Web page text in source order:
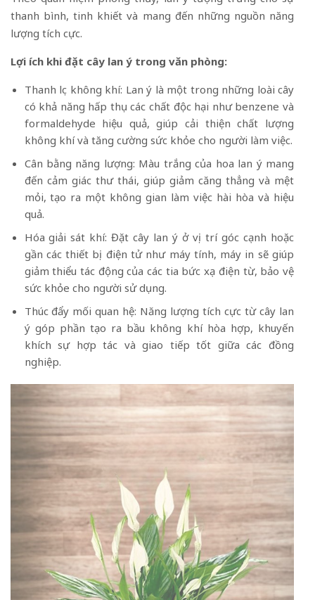
thanh bình, tinh khiết và mang đến những nguồn năng
lượng tích cực.
Lợi ích khi đặt cây lan ý trong văn phòng:
Thanh lọc không khí: Lan ý là một trong những loài cây
có khả năng hấp thụ các chất độc hại như benzene và
formaldehyde hiệu quả, giúp cải thiện chất lượng
không khí và tăng cường sức khỏe cho người làm việc.
Cân bằng năng lượng: Màu trắng của hoa lan ý mang
đến cảm giác thư thái, giúp giảm căng thẳng và mệt
mỏi, tạo ra một không gian làm việc hài hòa và hiệu
quả.
Hóa giải sát khí: Đặt cây lan ý ở vị trí góc cạnh hoặc
gần các thiết bị điện tử như máy tính, máy in sẽ giúp
giảm thiểu tác động của các tia bức xạ điện từ, bảo vệ
sức khỏe cho người sử dụng.
Thúc đẩy mối quan hệ: Năng lượng tích cực từ cây lan
ý góp phần tạo ra bầu không khí hòa hợp, khuyến
khích sự hợp tác và giao tiếp tốt giữa các đồng
nghiệp.